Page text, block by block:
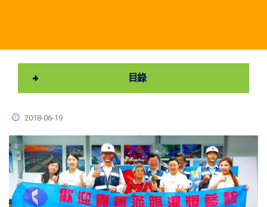
目錄
2018-06-19